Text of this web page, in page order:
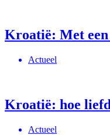
Kroatië: Met
Actueel
Kroatië: hoe
Actueel